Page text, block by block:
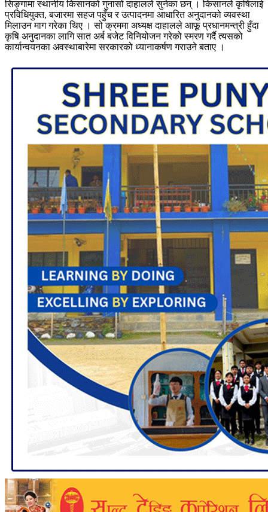
सिङ्गामा स्थानीय किसानको गुनासो दाहालले सुनेका छन् । किसानले कृषिलाई
प्रविधियुक्त, बजारमा सहज पहुँच र उत्पादनमा आधारित अनुदानको व्यवस्था
मिलाउन माग गरेका थिए । सो क्रममा अध्यक्ष दाहालले आफू प्रधानमन्त्री हुँदा
कृषि अनुदानका लागि सात अर्ब बजेट विनियोजन गरेको स्मरण गर्दै त्यसको
कार्यान्वयनका अवस्थाबारेमा सरकारको ध्यानाकर्षण गराउने बताए ।